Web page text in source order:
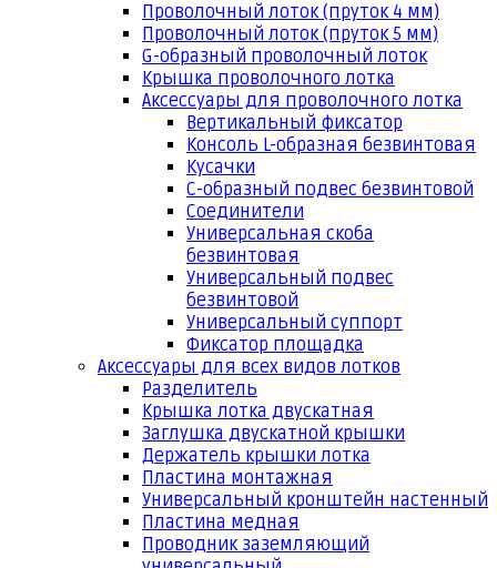
Проволочный лоток (пруток 4 мм)
Проволочный лоток (пруток 5 мм)
G-образный проволочный лоток
Крышка проволочного лотка
Аксессуары для проволочного лотка
Вертикальный фиксатор
Консоль L-образная безвинтовая
Кусачки
С-образный подвес безвинтовой
Соединители
Универсальная скоба
безвинтовая
Универсальный подвес
безвинтовой
Универсальный суппорт
Фиксатор площадка
Аксессуары для всех видов лотков
Разделитель
Крышка лотка двускатная
Заглушка двускатной крышки
Держатель крышки лотка
Пластина монтажная
Универсальный кронштейн настенный
Пластина медная
Проводник заземляющий